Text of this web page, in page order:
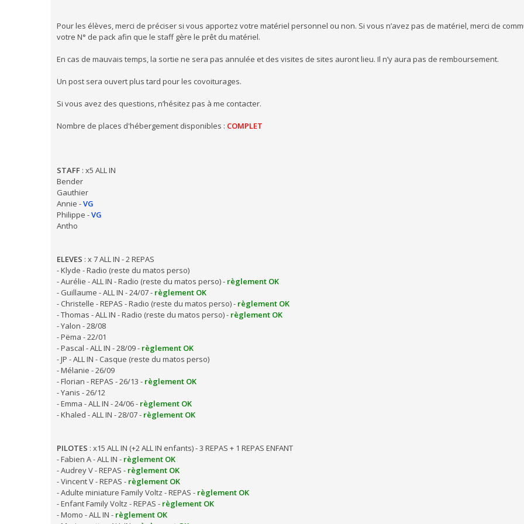
Pour les élèves, merci de préciser si vous apportez votre matériel personnel ou non. Si vous n’avez pas de matériel, merci de
votre N° de pack afin que le staff gère le prêt du matériel.
En cas de mauvais temps, la sortie ne sera pas annulée et des visites de sites auront lieu. Il n’y aura pas de remboursement.
Un post sera ouvert plus tard pour les covoiturages.
Si vous avez des questions, n’hésitez pas à me contacter.
Nombre de places d'hébergement disponibles : COMPLET
STAFF : x5 ALL IN
Bender
Gauthier
Annie -VG
Philippe -VG
Antho
ELEVES : x 7 ALL IN - 2 REPAS
- Klyde - Radio (reste du matos perso)
- Aurélie - ALL IN - Radio (reste du matos perso) - règlement OK
- Guillaume - ALL IN - 24/07 - règlement OK
- Christelle - REPAS - Radio (reste du matos perso) - règlement OK
- Thomas - ALL IN - Radio (reste du matos perso) - règlement OK
- Yalon - 28/08
- Pëma - 22/01
- Pascal - ALL IN - 28/09 - règlement OK
- JP - ALL IN - Casque (reste du matos perso)
- Mélanie - 26/09
- Florian - REPAS - 26/13 - règlement OK
- Yanis - 26/12
- Emma - ALL IN - 24/06 - règlement OK
- Khaled - ALL IN - 28/07 - règlement OK
PILOTES : x15 ALL IN (+2 ALL IN enfants) - 3 REPAS + 1 REPAS ENFANT
- Fabien A - ALL IN - règlement OK
- Audrey V - REPAS - règlement OK
- Vincent V - REPAS - règlement OK
- Adulte miniature Family Voltz - REPAS - règlement OK
- Enfant Family Voltz - REPAS - règlement OK
- Momo - ALL IN - règlement OK